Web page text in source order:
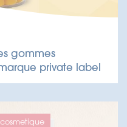
gommes
private label